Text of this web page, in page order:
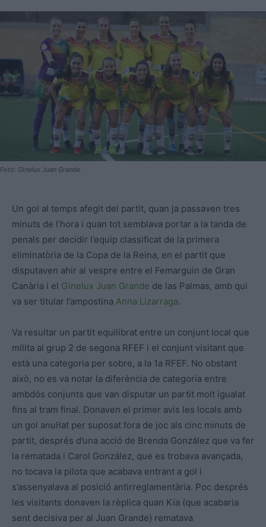
Foto: Ginelux Juan Grande
Un gol al temps afegit del partit, quan ja passaven tres
minuts de l’hora i quan tot semblava portar a la tanda de
penals per decidir l’equip classificat de la primera
eliminatòria de la Copa de la Reina, en el partit que
disputaven ahir al vespre entre el Femarguin de Gran
Canària i el Ginelux Juan Grande de las Palmas, amb qui
va ser titular l’ampostina Anna Lizarraga.
Va resultar un partit equilibrat entre un conjunt local que
milita al grup 2 de segona RFEF i el conjunt visitant que
està una categoria per sobre, a la 1a RFEF. No obstant
això, no es va notar la diferència de categoria entre
ambdós conjunts que van disputar un partit molt igualat
fins al tram final. Donaven el primer avís les locals amb
un gol anul·lat per suposat fora de joc als cinc minuts de
partit, després d’una acció de Brenda González que va fer
la rematada i Carol González, que es trobava avançada,
no tocava la pilota que acabava entrant a gol i
s’assenyalava al posició antirreglamentària. Poc després
les visitants donaven la rèplica quan Kia (que acabaria
sent decisiva per al Juan Grande) rematava